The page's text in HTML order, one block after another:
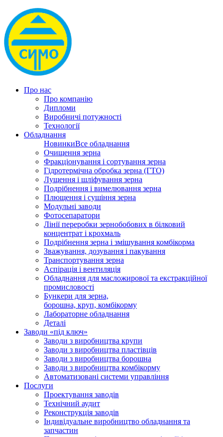
Про нас
Про компанію
Дипломи
Виробничі потужності
Технології
Обладнання
НовинкиВсе обладнання
Очищення зерна
Фракціонування і сортування зерна
Гідротермічна обробка зерна (ГТО)
Лущення і шліфування зерна
Подрібнення і вимелювання зерна
Плющення і сушіння зерна
Модульні заводи
Фотосепаратори
Лінії переробки зернобобових в білковий
концентрат і крохмаль
Подрібнення зерна і змішування комбікорма
Зважування, дозування і пакування
Транспортування зерна
Аспірація і вентиляція
Обладнання для масложирової та екстракційної
промисловості
Бункери для зерна,
борошна, круп, комбікорму
Лабораторне обладнання
Деталі
Заводи «під ключ»
Заводи з виробництва крупи
Заводи з виробництва пластівців
Заводи з виробництва борошна
Заводи з виробництва комбікорму
Автоматизовані системи управління
Послуги
Проектування заводів
Технічний аудит
Реконструкція заводів
Індивідуальне виробництво обладнання та
запчастин